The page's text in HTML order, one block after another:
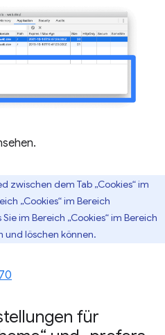
zwischen dem Tab „Cookies“ im
„Cookies“ im Bereich
im Bereich „Cookies“ im Bereich
und löschen können.
für